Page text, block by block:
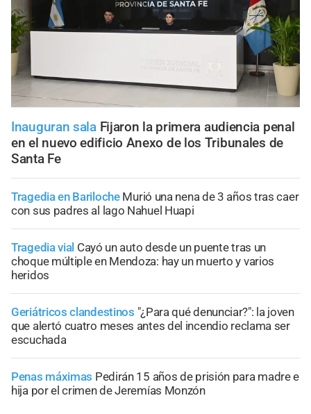
Inauguran sala Fijaron la primera audiencia penal
en el nuevo edificio Anexo de los Tribunales de
Santa Fe
Tragedia en Bariloche Murió una nena de 3 años tras caer
con sus padres al lago Nahuel Huapi
Tragedia vial Cayó un auto desde un puente tras un
choque múltiple en Mendoza: hay un muerto y varios
heridos
Geriátricos clandestinos "¿Para qué denunciar?": la joven
que alertó cuatro meses antes del incendio reclama ser
escuchada
Penas máximas Pedirán 15 años de prisión para madre e
hija por el crimen de Jeremías Monzón